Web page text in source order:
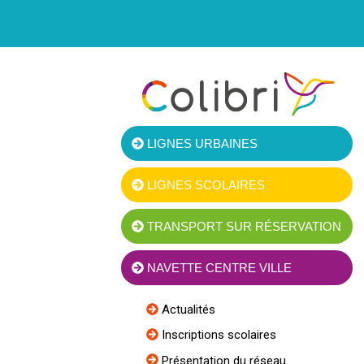
LIGNES URBAINES
LIGNES SCOLAIRES
TRANSPORT SUR RÉSERVATION
NAVETTE CENTRE VILLE
Actualités
Inscriptions scolaires
Présentation du réseau